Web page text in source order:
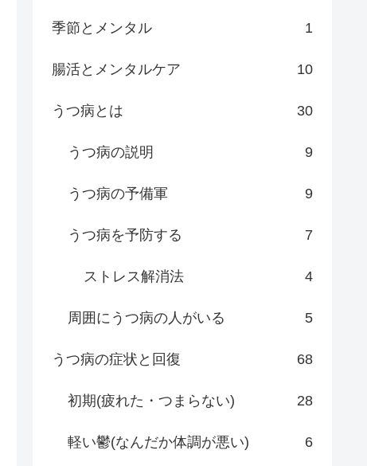
季節とメンタル 1
腸活とメンタルケア 10
うつ病とは 30
うつ病の説明 9
うつ病の予備軍 9
うつ病を予防する 7
ストレス解消法 4
周囲にうつ病の人がいる 5
うつ病の症状と回復 68
初期(疲れた・つまらない) 28
軽い鬱(なんだか体調が悪い) 6